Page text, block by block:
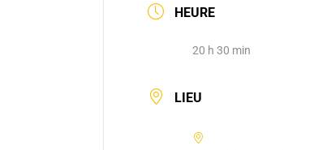
HEURE
20 h 30 min
LIEU